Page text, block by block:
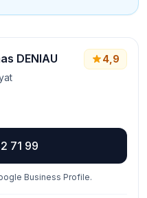
DENIAU 4,9
71 99
Business Profile.